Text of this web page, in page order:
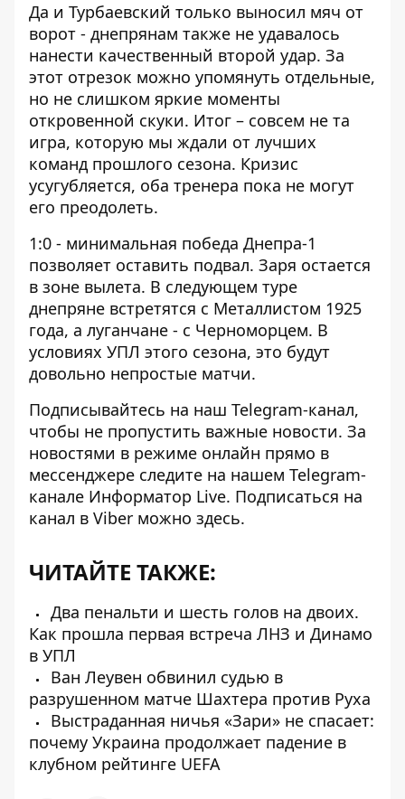
Да и Турбаевский только выносил мяч от
ворот - днепрянам также не удавалось
нанести качественный второй удар. За
этот отрезок можно упомянуть отдельные,
но не слишком яркие моменты
откровенной скуки. Итог – совсем не та
игра, которую мы ждали от лучших
команд прошлого сезона. Кризис
усугубляется, оба тренера пока не могут
его преодолеть.
1:0 - минимальная победа Днепра-1
позволяет оставить подвал. Заря остается
в зоне вылета. В следующем туре
днепряне встретятся с Металлистом 1925
года, а луганчане - с Черноморцем. В
условиях УПЛ этого сезона, это будут
довольно непростые матчи.
Подписывайтесь на наш Telegram-канал,
чтобы не пропустить важные новости. За
новостями в режиме онлайн прямо в
мессенджере следите на нашем Telegram-
канале Информатор Live. Подписаться на
канал в Viber можно здесь.
ЧИТАЙТЕ ТАКЖЕ:
Два пенальти и шесть голов на двоих.
Как прошла первая встреча ЛНЗ и Динамо
в УПЛ
Ван Леувен обвинил судью в
разрушенном матче Шахтера против Руха
Выстраданная ничья «Зари» не спасает:
почему Украина продолжает падение в
клубном рейтинге UEFA